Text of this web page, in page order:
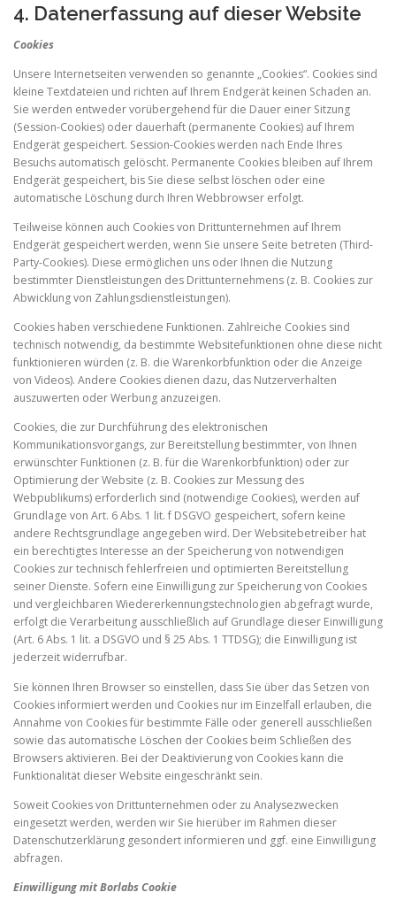
4. Datenerfassung auf dieser Website
Cookies
Unsere Internetseiten verwenden so genannte „Cookies“. Cookies sind
kleine Textdateien und richten auf Ihrem Endgerät keinen Schaden an.
Sie werden entweder vorübergehend für die Dauer einer Sitzung
(Session-Cookies) oder dauerhaft (permanente Cookies) auf Ihrem
Endgerät gespeichert. Session-Cookies werden nach Ende Ihres
Besuchs automatisch gelöscht. Permanente Cookies bleiben auf Ihrem
Endgerät gespeichert, bis Sie diese selbst löschen oder eine
automatische Löschung durch Ihren Webbrowser erfolgt.
Teilweise können auch Cookies von Drittunternehmen auf Ihrem
Endgerät gespeichert werden, wenn Sie unsere Seite betreten (Third-
Party-Cookies). Diese ermöglichen uns oder Ihnen die Nutzung
bestimmter Dienstleistungen des Drittunternehmens (z. B. Cookies zur
Abwicklung von Zahlungsdienstleistungen).
Cookies haben verschiedene Funktionen. Zahlreiche Cookies sind
technisch notwendig, da bestimmte Websitefunktionen ohne diese nicht
funktionieren würden (z. B. die Warenkorbfunktion oder die Anzeige
von Videos). Andere Cookies dienen dazu, das Nutzerverhalten
auszuwerten oder Werbung anzuzeigen.
Cookies, die zur Durchführung des elektronischen
Kommunikationsvorgangs, zur Bereitstellung bestimmter, von Ihnen
erwünschter Funktionen (z. B. für die Warenkorbfunktion) oder zur
Optimierung der Website (z. B. Cookies zur Messung des
Webpublikums) erforderlich sind (notwendige Cookies), werden auf
Grundlage von Art. 6 Abs. 1 lit. f DSGVO gespeichert, sofern keine
andere Rechtsgrundlage angegeben wird. Der Websitebetreiber hat
ein berechtigtes Interesse an der Speicherung von notwendigen
Cookies zur technisch fehlerfreien und optimierten Bereitstellung
seiner Dienste. Sofern eine Einwilligung zur Speicherung von Cookies
und vergleichbaren Wiedererkennungstechnologien abgefragt wurde,
erfolgt die Verarbeitung ausschließlich auf Grundlage dieser Einwilligung
(Art. 6 Abs. 1 lit. a DSGVO und § 25 Abs. 1 TTDSG); die Einwilligung ist
jederzeit widerrufbar.
Sie können Ihren Browser so einstellen, dass Sie über das Setzen von
Cookies informiert werden und Cookies nur im Einzelfall erlauben, die
Annahme von Cookies für bestimmte Fälle oder generell ausschließen
sowie das automatische Löschen der Cookies beim Schließen des
Browsers aktivieren. Bei der Deaktivierung von Cookies kann die
Funktionalität dieser Website eingeschränkt sein.
Soweit Cookies von Drittunternehmen oder zu Analysezwecken
eingesetzt werden, werden wir Sie hierüber im Rahmen dieser
Datenschutzerklärung gesondert informieren und ggf. eine Einwilligung
abfragen.
Einwilligung mit Borlabs Cookie